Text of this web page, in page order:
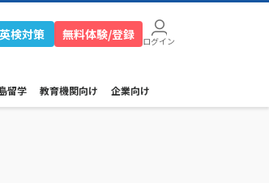
英検対策 無料体験/登録 ログイン
留学 教育機関向け 企業向け